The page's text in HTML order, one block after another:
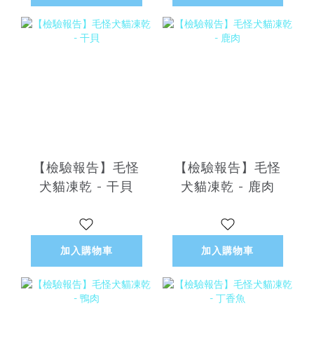
【檢驗報告】毛怪
犬貓凍乾 - 干貝
加入購物車
【檢驗報告】毛怪
犬貓凍乾 - 鹿肉
加入購物車